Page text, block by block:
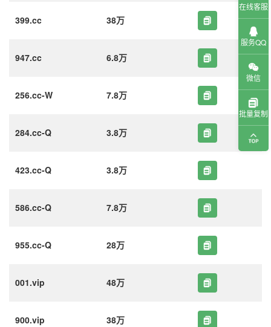
399.cc 38万
947.cc 6.8万
256.cc-W 7.8万
284.cc-Q 3.8万
423.cc-Q 3.8万
586.cc-Q 7.8万
955.cc-Q 28万
001.vip 48万
900.vip 38万
在线客服
服务QQ
微信
批量复制